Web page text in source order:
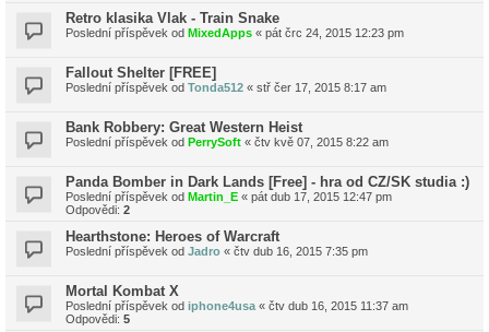
Retro klasika Vlak - Train Snake
Poslední příspěvek od MixedApps « pát črc 24, 2015 12:23 pm
Fallout Shelter [FREE]
Poslední příspěvek od Tonda512 « stř čer 17, 2015 8:17 am
Bank Robbery: Great Western Heist
Poslední příspěvek od PerrySoft « čtv kvě 07, 2015 8:22 am
Panda Bomber in Dark Lands [Free] - hra od CZ/SK studia :)
Poslední příspěvek od Martin_E « pát dub 17, 2015 12:47 pm
Odpovědi: 2
Hearthstone: Heroes of Warcraft
Poslední příspěvek od Jadro « čtv dub 16, 2015 7:35 pm
Mortal Kombat X
Poslední příspěvek od iphone4usa « čtv dub 16, 2015 11:37 am
Odpovědi: 5